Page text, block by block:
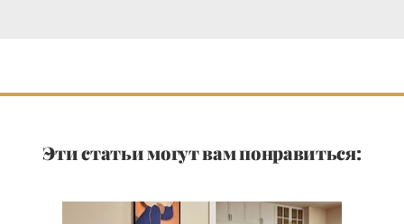
Эти статьи могут вам понравиться: